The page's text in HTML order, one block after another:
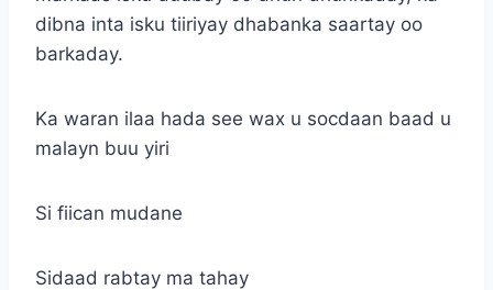
dibna inta isku tiiriyay dhabanka saartay oo
barkaday.
Ka waran ilaa hada see wax u socdaan baad u
malayn buu yiri
Si fiican mudane
Sidaad rabtay ma tahay